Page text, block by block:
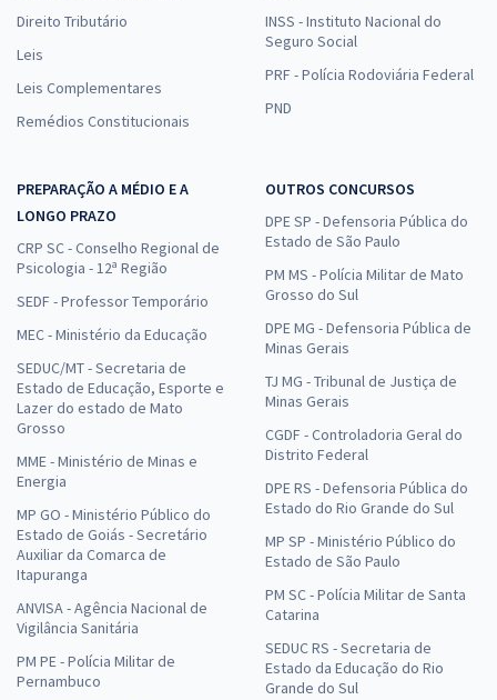
Direito Tributário
Leis
Leis Complementares
Remédios Constitucionais
INSS - Instituto Nacional do
Seguro Social
PRF - Polícia Rodoviária Federal
PND
PREPARAÇÃO A MÉDIO E A
LONGO PRAZO
CRP SC - Conselho Regional de
Psicologia - 12ª Região
SEDF - Professor Temporário
MEC - Ministério da Educação
SEDUC/MT - Secretaria de
Estado de Educação, Esporte e
Lazer do estado de Mato
Grosso
MME - Ministério de Minas e
Energia
MP GO - Ministério Público do
Estado de Goiás - Secretário
Auxiliar da Comarca de
Itapuranga
ANVISA - Agência Nacional de
Vigilância Sanitária
PM PE - Polícia Militar de
Pernambuco
OUTROS CONCURSOS
DPE SP - Defensoria Pública do
Estado de São Paulo
PM MS - Polícia Militar de Mato
Grosso do Sul
DPE MG - Defensoria Pública de
Minas Gerais
TJ MG - Tribunal de Justiça de
Minas Gerais
CGDF - Controladoria Geral do
Distrito Federal
DPE RS - Defensoria Pública do
Estado do Rio Grande do Sul
MP SP - Ministério Público do
Estado de São Paulo
PM SC - Polícia Militar de Santa
Catarina
SEDUC RS - Secretaria de
Estado da Educação do Rio
Grande do Sul